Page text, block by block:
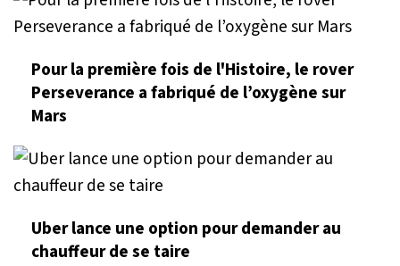
Pour la première fois de l'Histoire, le rover
Perseverance a fabriqué de l’oxygène sur
Mars
Uber lance une option pour demander au
chauffeur de se taire